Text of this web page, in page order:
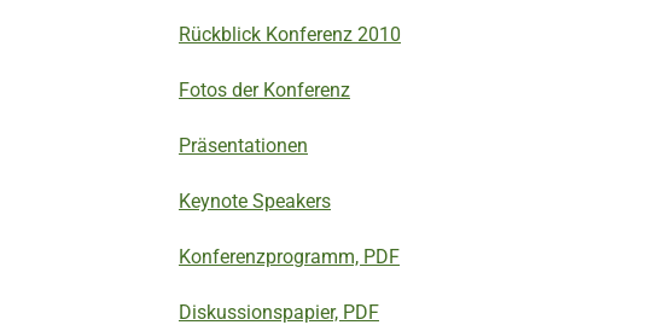
Rückblick Konferenz 2010
Fotos der Konferenz
Präsentationen
Keynote Speakers
Konferenzprogramm, PDF
Diskussionspapier, PDF